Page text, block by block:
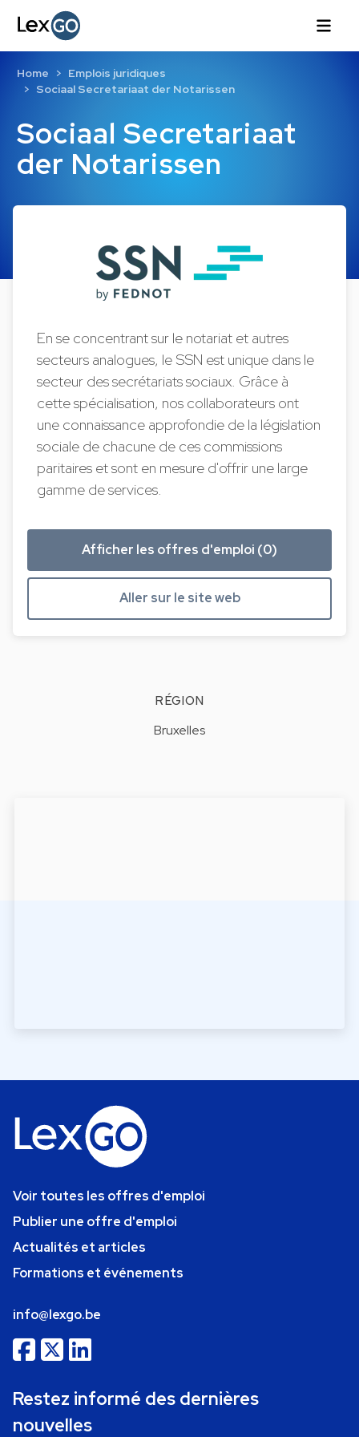
Sociaal Secretariaat
der Notarissen
Home
Emplois juridiques
Sociaal Secretariaat der Notarissen
En se concentrant sur le notariat et autres
secteurs analogues, le SSN est unique dans le
secteur des secrétariats sociaux. Grâce à
cette spécialisation, nos collaborateurs ont
une connaissance approfondie de la législation
sociale de chacune de ces commissions
paritaires et sont en mesure d'offrir une large
gamme de services.
Afficher les offres d'emploi (0)
Aller sur le site web
RÉGION
Bruxelles
Voir toutes les offres d'emploi
Publier une offre d'emploi
Actualités et articles
Formations et événements
info@lexgo.be
Restez informé des dernières
nouvelles